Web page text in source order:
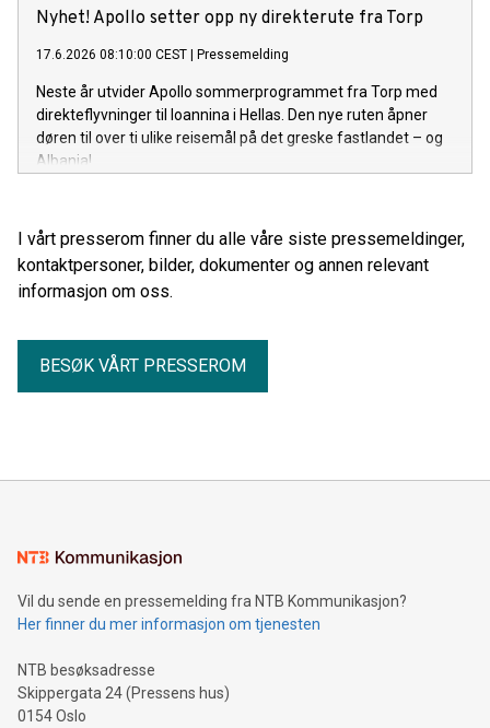
Nyhet! Apollo setter opp ny direkterute fra Torp
17.6.2026 08:10:00 CEST Pressemelding
Neste år utvider Apollo sommerprogrammet fra Torp med
direkteflyvninger til Ioannina i Hellas. Den nye ruten åpner
døren til over ti ulike reisemål på det greske fastlandet – og
Albania!
I vårt presserom finner du alle våre siste pressemeldinger,
kontaktpersoner, bilder, dokumenter og annen relevant
informasjon om oss.
BESØK VÅRT PRESSEROM
Vil du sende en pressemelding fra NTB Kommunikasjon?
Her finner du mer informasjon om tjenesten
NTB besøksadresse
Skippergata 24 (Pressens hus)
0154 Oslo